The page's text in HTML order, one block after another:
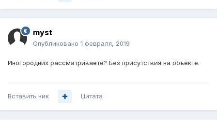
myst
Опубликовано 1 февраля, 2019
Иногородних рассматриваете? Без присутствия на объекте.
Вставить ник Цитата